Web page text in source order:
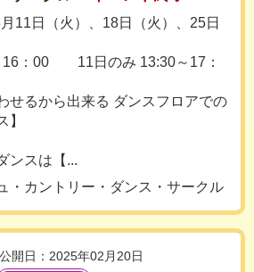
11日（火）、18日（火）、25日
16：00 11日のみ 13:30～17：
るから出来る ダンスフロアでの
】
ンスは【...
・カントリー・ダンス・サークル
公開日：2025年02月20日